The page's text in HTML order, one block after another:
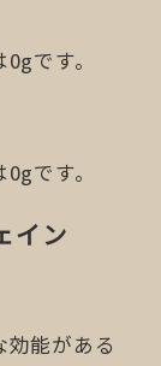
です。
です。
イン
能がある